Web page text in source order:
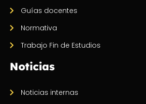
Guías docentes
Normativa
Trabajo Fin de Estudios
Noticias
Noticias internas